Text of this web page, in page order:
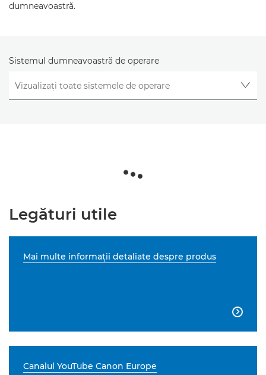
dumneavoastră.
Sistemul dumneavoastră de operare
Legături utile
Mai multe informaţii detaliate despre produs

Canalul YouTube Canon Europe